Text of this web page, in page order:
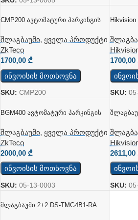
CMP200 Ავტომატური Პარკინგის
შლაგბაუმი, ყველა პროდუქტი
ZkTeco
1700,00 ₾
ინვოისის მოთხოვნა
SKU: CMP200
1700,00
SKU:
BGM400 Ავტომატური Პარკინგის
შლაგბაუმი, ყველა პროდუქტი
ZkTeco
2000,00 ₾
ინვოისის მოთხოვნა
SKU: 05-13-0003
2611,00
SKU:
Შლაგბაუმი 2+2 DS-TMG4B1-RA